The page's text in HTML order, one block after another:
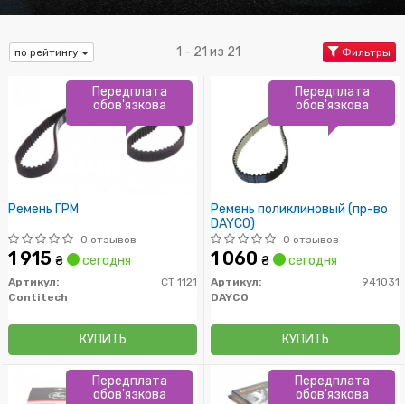
по рейтингу 1 - 21 из 21 Фильтры
Ремень ГРМ
0 отзывов
1 915 ₴ сегодня
Артикул:
CT 1121
Contitech
КУПИТЬ
Передплата
обов'язкова
Ремень поликлиновый (пр-во
DAYCO)
0 отзывов
1 060 ₴ сегодня
Артикул:
941031
DAYCO
КУПИТЬ
Передплата
обов'язкова
Передплата
обов'язкова
Передплата
обов'язкова